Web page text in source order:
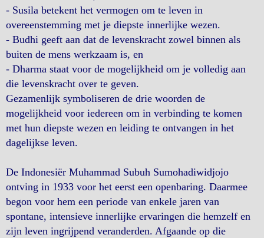
- Susila betekent het vermogen om te leven in
overeenstemming met je diepste innerlijke wezen.
- Budhi geeft aan dat de levenskracht zowel binnen als
buiten de mens werkzaam is, en
- Dharma staat voor de mogelijkheid om je volledig aan
die levenskracht over te geven.
Gezamenlijk symboliseren de drie woorden de
mogelijkheid voor iedereen om in verbinding te komen
met hun diepste wezen en leiding te ontvangen in het
dagelijkse leven.
De Indonesiër Muhammad Subuh Sumohadiwidjojo
ontving in 1933 voor het eerst een openbaring. Daarmee
begon voor hem een periode van enkele jaren van
spontane, intensieve innerlijke ervaringen die hemzelf en
zijn leven ingrijpend veranderden. Afgaande op die